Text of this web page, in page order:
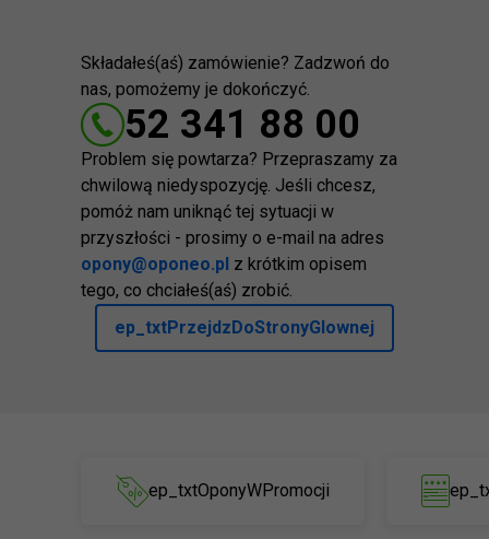
Składałeś(aś) zamówienie? Zadzwoń do
nas, pomożemy je dokończyć.
52 341 88 00
Problem się powtarza? Przepraszamy za
chwilową niedyspozycję. Jeśli chcesz,
pomóż nam uniknąć tej sytuacji w
przyszłości - prosimy o e-mail na adres
opony@oponeo.pl z krótkim opisem
tego, co chciałeś(aś) zrobić.
ep_txtPrzejdzDoStronyGlownej
ep_txtOponyWPromocji